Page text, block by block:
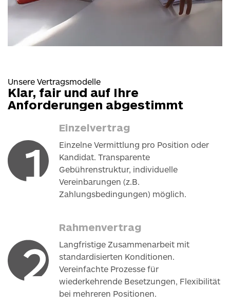
Unsere Vertragsmodelle
Klar, fair und auf Ihre
Anforderungen abgestimmt
Einzelvertrag
Einzelne Vermittlung pro Position oder
Kandidat. Transparente
Gebührenstruktur, individuelle
Vereinbarungen (z.B.
Zahlungsbedingungen) möglich.
Rahmenvertrag
Langfristige Zusammenarbeit mit
standardisierten Konditionen.
Vereinfachte Prozesse für
wiederkehrende Besetzungen, Flexibilität
bei mehreren Positionen.